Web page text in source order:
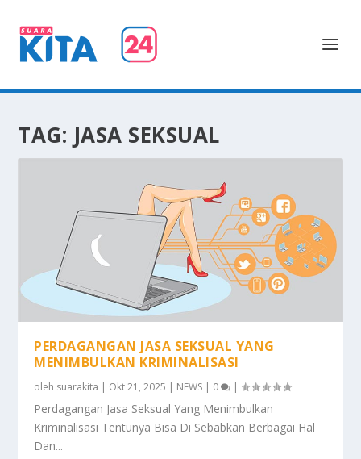
TAG: JASA SEKSUAL
PERDAGANGAN JASA SEKSUAL YANG
MENIMBULKAN KRIMINALISASI
oleh suarakita | Okt 21, 2025 | NEWS | 0 |
Perdagangan Jasa Seksual Yang Menimbulkan
Kriminalisasi Tentunya Bisa Di Sebabkan Berbagai Hal
Dan...